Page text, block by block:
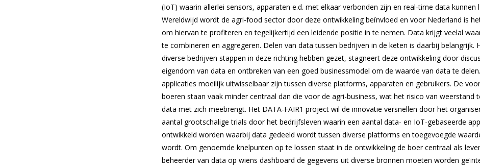
(IoT) waarin allerlei sensors, apparaten e.d. met elkaar verbonden zijn en real-time data kunnen
Wereldwijd wordt de agri-food sector door deze ontwikkeling beïnvloed en voor Nederland is
om hiervan te profiteren en tegelijkertijd een leidende positie in te nemen. Data krijgt veelal
te combineren en aggregeren. Delen van data tussen bedrijven in de keten is daarbij belangrijk.
diverse bedrijven stappen in deze richting hebben gezet, stagneert deze ontwikkeling door
eigendom van data en ontbreken van een goed businessmodel om de waarde van data te
applicaties moeilijk uitwisselbaar zijn tussen diverse platforms, apparaten en gebruikers. De
boeren staan vaak minder centraal dan die voor de agri-business, wat het risico van weerstand
data met zich meebrengt. Het DATA-FAIR1 project wil de innovatie versnellen door het
aantal grootschalige trials door het bedrijfsleven waarin een aantal data- en IoT-gebaseerde
ontwikkeld worden waarbij data gedeeld wordt tussen diverse platforms en toegevoegde
wordt. Om genoemde knelpunten op te lossen staat in de ontwikkeling de boer centraal als
beheerder van data op wiens dashboard de gegevens uit diverse bronnen moeten worden